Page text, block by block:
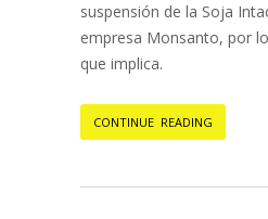
suspensión de la Soja
empresa Monsanto, por
que implica.
CONTINUE READING